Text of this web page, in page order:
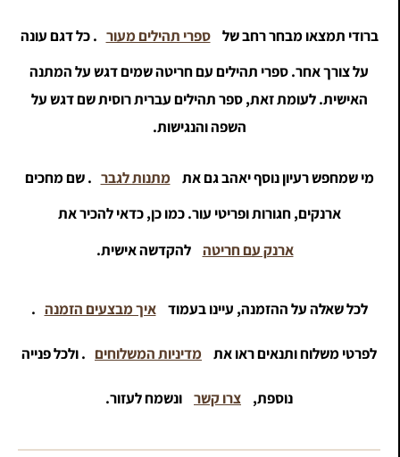
ברודי תמצאו מבחר רחב של ספרי תהילים מעור
. כל דגם עונה
על צורך אחר. ספרי תהילים עם חריטה שמים דגש על המתנה
האישית. לעומת זאת, ספר תהילים עברית רוסית שם דגש על
השפה והנגישות.
מי שמחפש רעיון נוסף יאהב גם את מתנות לגבר
. שם מחכים
ארנקים, חגורות ופריטי עור. כמו כן, כדאי להכיר את
ארנק עם חריטה
להקדשה אישית.
לכל שאלה על ההזמנה, עיינו בעמוד איך מבצעים הזמנה
לפרטי משלוח ותנאים ראו את מדיניות המשלוחים . ולכל פנייה
נוספת, צרו קשר ונשמח לעזור.